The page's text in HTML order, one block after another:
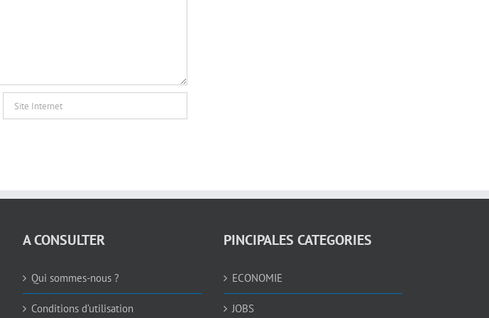
A CONSULTER
Qui sommes-nous ?
Conditions d’utilisation
PINCIPALES CATEGORIES
ECONOMIE
JOBS